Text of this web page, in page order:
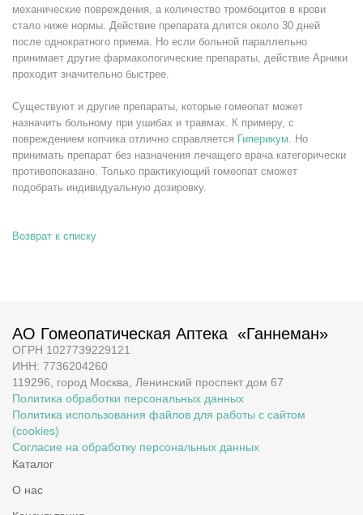
механические повреждения, а количество тромбоцитов в крови
стало ниже нормы. Действие препарата длится около 30 дней
после однократного приема. Но если больной параллельно
принимает другие фармакологические препараты, действие Арники
проходит значительно быстрее.
Существуют и другие препараты, которые гомеопат может
назначить больному при ушибах и травмах. К примеру, с
повреждением копчика отлично справляется Гиперикум. Но
принимать препарат без назначения лечащего врача категорически
противопоказано. Только практикующий гомеопат сможет
подобрать индивидуальную дозировку.
Возврат к списку
АО Гомеопатическая Аптека «Ганнеман»
ОГРН 1027739229121
ИНН: 7736204260
119296, город Москва, Ленинский проспект дом 67
Политика обработки персональных данных
Политика использования файлов для работы с сайтом
(cookies)
Согласие на обработку персональных данных
Каталог
О нас